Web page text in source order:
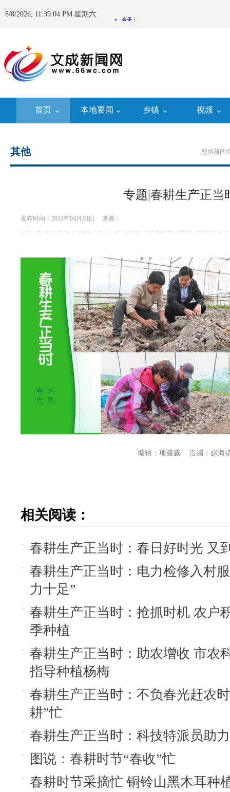
8/8/2026, 11:39:04 PM 星期六
首页 本地要闻 乡镇 视频
您当前的
其他
专题|春耕生产正当
发布时间：2024年04月10日 来源：
责编：赵海
编辑：项露露
相关阅读：
春耕生产正当时：春日好时光 又
春耕生产正当时：电力检修入村
力十足”
春耕生产正当时：抢抓时机 农户
季种植
春耕生产正当时：助农增收 市农
指导种植杨梅
春耕生产正当时：不负春光赶农
耕”忙
春耕生产正当时：科技特派员助
图说：春耕时节“春收”忙
春耕时节采摘忙 铜铃山黑木耳种